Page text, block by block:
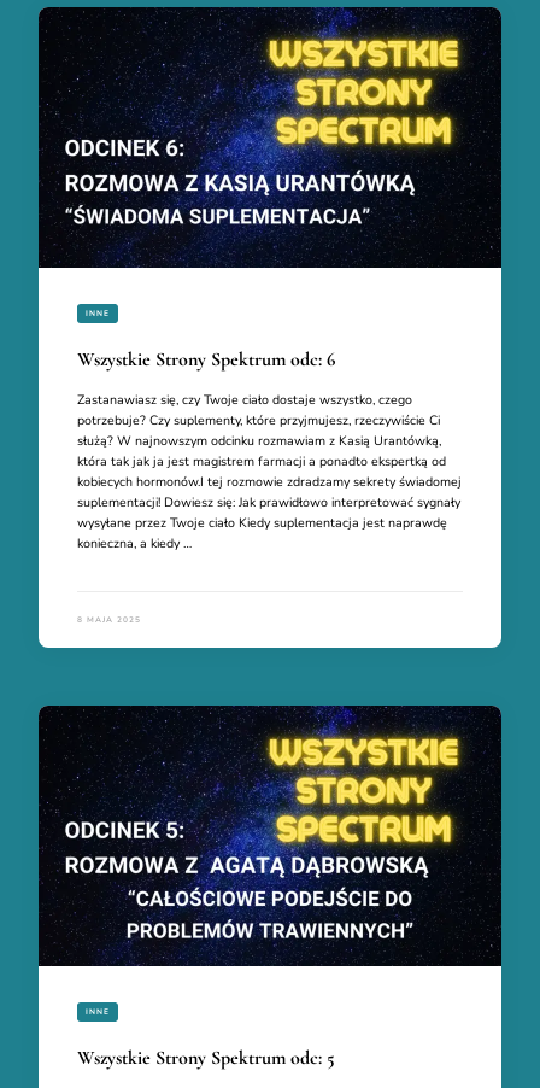
INNE
Wszystkie Strony Spektrum odc: 6
Zastanawiasz się, czy Twoje ciało dostaje wszystko, czego
potrzebuje? Czy suplementy, które przyjmujesz, rzeczywiście Ci
służą? W najnowszym odcinku rozmawiam z Kasią Urantówką,
która tak jak ja jest magistrem farmacji a ponadto ekspertką od
kobiecych hormonów.I tej rozmowie zdradzamy sekrety świadomej
suplementacji! Dowiesz się: Jak prawidłowo interpretować sygnały
wysyłane przez Twoje ciało Kiedy suplementacja jest naprawdę
konieczna, a kiedy …
8 MAJA 2025
INNE
Wszystkie Strony Spektrum odc: 5